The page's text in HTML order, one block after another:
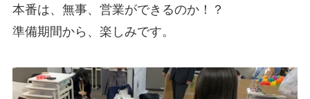
本番は、無事、営業ができるのか！？
準備期間から、楽しみです。